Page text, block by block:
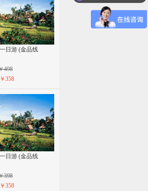
日游 (金品线
498
￥358
日游 (金品线
398
￥358